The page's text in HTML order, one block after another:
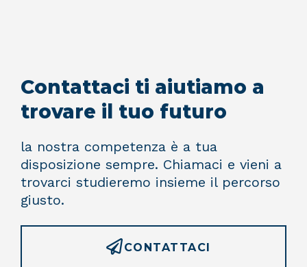
Contattaci ti aiutiamo a
trovare il tuo futuro
la nostra competenza è a tua
disposizione sempre. Chiamaci e vieni a
trovarci studieremo insieme il percorso
giusto.
CONTATTACI